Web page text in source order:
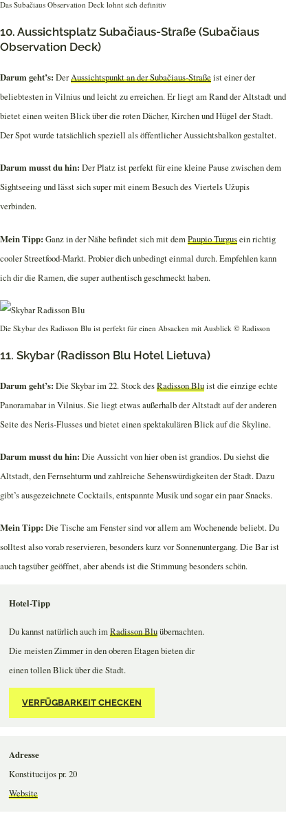
Das Subačiaus Observation Deck lohnt sich definitiv
10. Aussichtsplatz Subačiaus-Straße (Subačiaus
Observation Deck)
Darum geht’s: DerAussichtspunkt an der Subačiaus-Straßeist einer der
beliebtesten in Vilnius und leicht zu erreichen. Er liegt am Rand der Altstadt und
bietet einen weiten Blick über die roten Dächer, Kirchen und Hügel der Stadt.
Der Spot wurde tatsächlich speziell als öffentlicher Aussichtsbalkon gestaltet.
Darum musst du hin: Der Platz ist perfekt für eine kleine Pause zwischen dem
Sightseeing und lässt sich super mit einem Besuch des Viertels Užupis
verbinden.
Mein Tipp: Ganz in der Nähe befindet sich mit dem Paupio Turgusein richtig
cooler Streetfood-Markt. Probier dich unbedingt einmal durch. Empfehlen kann
ich dir die Ramen, die super authentisch geschmeckt haben.
Die Skybar des Radisson Blu ist perfekt für einen Absacken mit Ausblick © Radisson
11. Skybar (Radisson Blu Hotel Lietuva)
Darum geht’s: Die Skybar im 22. Stock desRadisson Bluist die einzige echte
Panoramabar in Vilnius. Sie liegt etwas außerhalb der Altstadt auf der anderen
Seite des Neris-Flusses und bietet einen spektakulären Blick auf die Skyline.
Darum musst du hin: Die Aussicht von hier oben ist grandios. Du siehst die
Altstadt, den Fernsehturm und zahlreiche Sehenswürdigkeiten der Stadt. Dazu
gibt’s ausgezeichnete Cocktails, entspannte Musik und sogar ein paar Snacks.
Mein Tipp: Die Tische am Fenster sind vor allem am Wochenende beliebt. Du
solltest also vorab reservieren, besonders kurz vor Sonnenuntergang. Die Bar ist
auch tagsüber geöffnet, aber abends ist die Stimmung besonders schön.
Hotel-Tipp
Du kannst natürlich auch imRadisson Bluübernachten.
Die meisten Zimmer in den oberen Etagen bieten dir
einen tollen Blick über die Stadt.
VERFÜGBARKEIT CHECKEN
Adresse
Konstitucijos pr. 20
Website